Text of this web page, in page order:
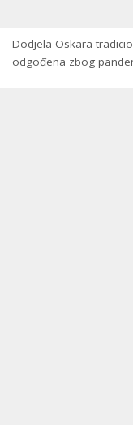
Dodjela Oskara
odgođena zbog